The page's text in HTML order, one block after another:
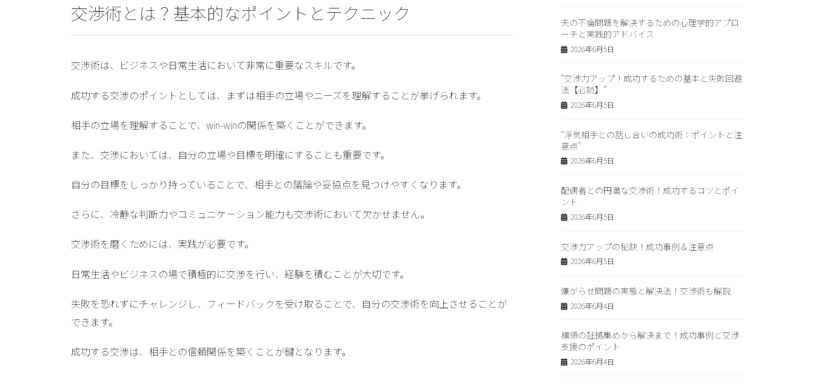
交渉術とは？基本的なポイントとテクニック
交渉術は、ビジネスや日常生活において非常に重要なスキルです。
成功する交渉のポイントとしては、まずは相手の立場やニーズを理解することが挙げられます。
相手の立場を理解することで、win-winの関係を築くことができます。
また、交渉においては、自分の立場や目標を明確にすることも重要です。
自分の目標をしっかり持っていることで、相手との議論や妥協点を見つけやすくなります。
さらに、冷静な判断力やコミュニケーション能力も交渉術において欠かせません。
交渉術を磨くためには、実践が必要です。
日常生活やビジネスの場で積極的に交渉を行い、経験を積むことが大切です。
失敗を恐れずにチャレンジし、フィードバックを受け取ることで、自分の交渉術を向上させることが
できます。
成功する交渉は、相手との信頼関係を築くことが鍵となります。
夫の不倫問題を解決するための心理学的アプロ
ーチと実践的アドバイス
2026年6月5日
“交渉力アップ！成功するための基本と失敗回避
法【必読】”
2026年6月5日
“浮気相手との話し合いの成功術：ポイントと注
意点”
2026年6月5日
配偶者との円満な交渉術！成功するコツとポイ
ント
2026年6月5日
交渉力アップの秘訣！成功事例＆注意点
2026年6月5日
嫌がらせ問題の実態と解決法！交渉術も解説
2026年6月4日
横領の証拠集めから解決まで！成功事例と交渉
支援のポイント
2026年6月4日